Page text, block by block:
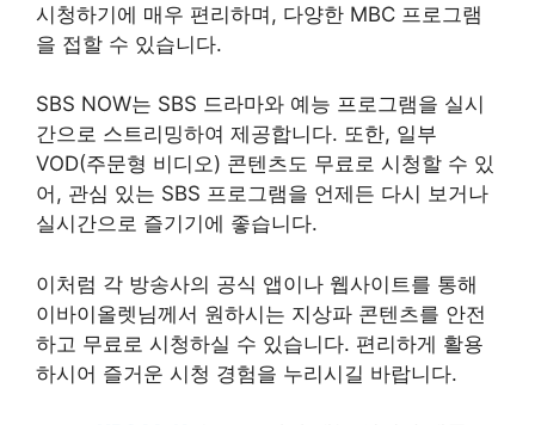
시청하기에 매우 편리하며, 다양한 MBC 프로그램
을 접할 수 있습니다.
SBS NOW는 SBS 드라마와 예능 프로그램을 실시
간으로 스트리밍하여 제공합니다. 또한, 일부
VOD(주문형 비디오) 콘텐츠도 무료로 시청할 수 있
어, 관심 있는 SBS 프로그램을 언제든 다시 보거나
실시간으로 즐기기에 좋습니다.
이처럼 각 방송사의 공식 앱이나 웹사이트를 통해
이바이올렛님께서 원하시는 지상파 콘텐츠를 안전
하고 무료로 시청하실 수 있습니다. 편리하게 활용
하시어 즐거운 시청 경험을 누리시길 바랍니다.